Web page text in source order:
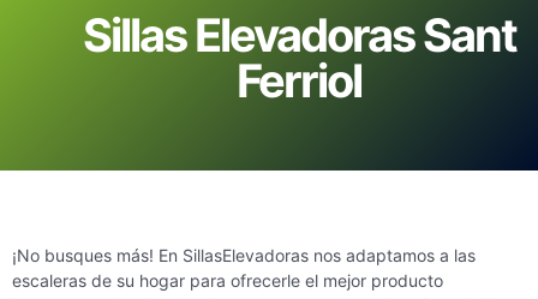
Sillas Elevadoras Sant
Ferriol
¡No busques más! En SillasElevadoras nos adaptamos a las
escaleras de su hogar para ofrecerle el mejor producto